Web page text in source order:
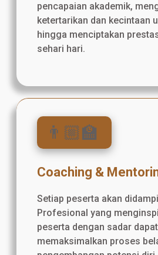
pencapaian akademik,
ketertarikan dan kecintaan
hingga menciptakan
sehari hari.
👨🏼‍🏫
Coaching &
Setiap peserta akan
Profesional yang
peserta dengan sadar dapat
memaksimalkan proses